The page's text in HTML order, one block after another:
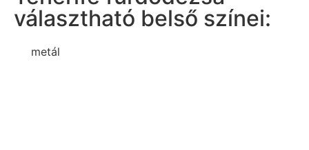
választható belső színei:
metál